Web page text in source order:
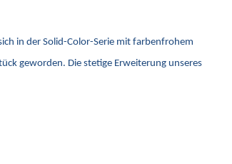
in der Solid-Color-Serie mit farbenfrohem
geworden. Die stetige Erweiterung unseres